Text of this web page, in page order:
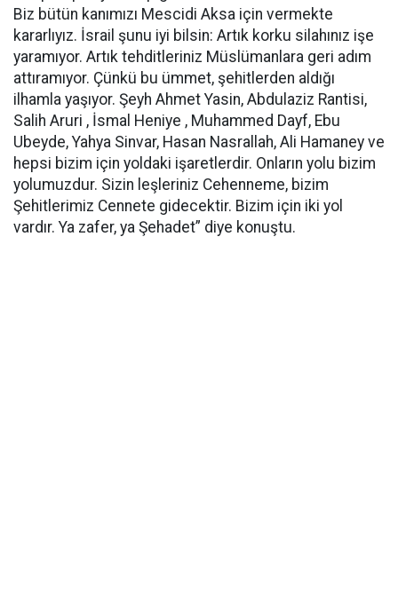
Biz bütün kanımızı Mescidi Aksa için vermekte
kararlıyız. İsrail şunu iyi bilsin: Artık korku silahınız işe
yaramıyor. Artık tehditleriniz Müslümanlara geri adım
attıramıyor. Çünkü bu ümmet, şehitlerden aldığı
ilhamla yaşıyor. Şeyh Ahmet Yasin, Abdulaziz Rantisi,
Salih Aruri , İsmal Heniye , Muhammed Dayf, Ebu
Ubeyde, Yahya Sinvar, Hasan Nasrallah, Ali Hamaney ve
hepsi bizim için yoldaki işaretlerdir. Onların yolu bizim
yolumuzdur. Sizin leşleriniz Cehenneme, bizim
Şehitlerimiz Cennete gidecektir. Bizim için iki yol
vardır. Ya zafer, ya Şehadet” diye konuştu.